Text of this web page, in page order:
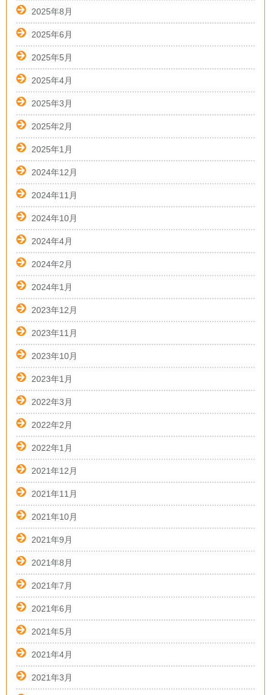
2025年8月
2025年6月
2025年5月
2025年4月
2025年3月
2025年2月
2025年1月
2024年12月
2024年11月
2024年10月
2024年4月
2024年2月
2024年1月
2023年12月
2023年11月
2023年10月
2023年1月
2022年3月
2022年2月
2022年1月
2021年12月
2021年11月
2021年10月
2021年9月
2021年8月
2021年7月
2021年6月
2021年5月
2021年4月
2021年3月